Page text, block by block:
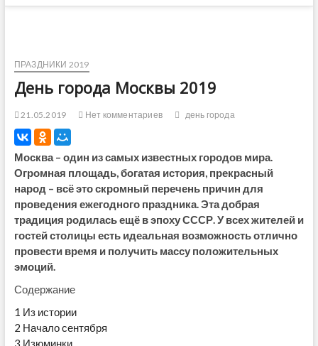
ПРАЗДНИКИ 2019
День города Москвы 2019
21.05.2019 Нет комментариев день города
Москва – один из самых известных городов мира.
Огромная площадь, богатая история, прекрасный
народ – всё это скромный перечень причин для
проведения ежегодного праздника. Эта добрая
традиция родилась ещё в эпоху СССР. У всех жителей и
гостей столицы есть идеальная возможность отлично
провести время и получить массу положительных
эмоций.
Содержание
1 Из истории
2 Начало сентября
3 Изюминки